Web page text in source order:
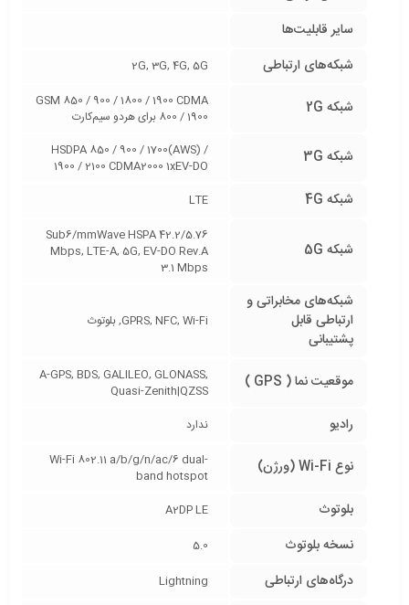
سایر قابلیت‌ها
شبکه‌های ارتباطی
2G, 3G, 4G, 5G
شبکه 2G
GSM 850 / 900 / 1800 / 1900 CDMA
800 / 1900 برای هردو سیم‌کارت
شبکه 3G
HSDPA 850 / 900 / 1700(AWS) /
1900 / 2100 CDMA2000 1xEV-DO
شبکه 4G LTE
شبکه 5G
Sub6/mmWave HSPA 42.2/5.76
Mbps, LTE-A, 5G, EV-DO Rev.A
3.1 Mbps
شبکه‌های مخابراتی و
ارتباطی قابل
پشتیبانی
GPRS, NFC, Wi-Fi, بلوتوث
موقعیت نما ( GPS )
A-GPS, BDS, GALILEO, GLONASS,
Quasi-Zenith|QZSS
رادیو ندارد
نوع Wi-Fi (ورژن)
Wi-Fi 802.11 a/b/g/n/ac/6 dual-
band hotspot
بلوتوث A2DP LE
نسخه بلوتوث 5.0
درگاه‌های ارتباطی Lightning